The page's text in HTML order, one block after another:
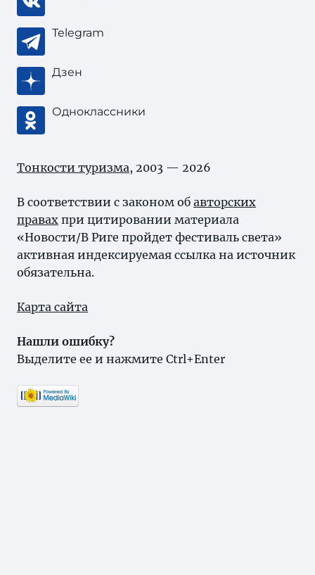
Telegram
Дзен
Одноклассники
Тонкости туризма, 2003 — 2026
В соответствии с законом об авторских
правах при цитировании материала
«Новости/В Риге пройдет фестиваль света»
активная индексируемая ссылка на источник
обязательна.
Карта сайта
Нашли ошибку?
Выделите ее и нажмите Ctrl+Enter